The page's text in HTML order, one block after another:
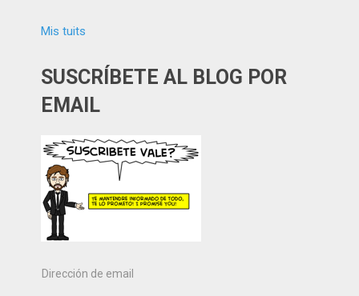
Mis tuits
SUSCRÍBETE AL BLOG POR
EMAIL
Dirección